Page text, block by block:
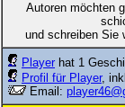
Autoren möchten
und schreiben Sie
Player hat 1
Profil für Player,
Email: